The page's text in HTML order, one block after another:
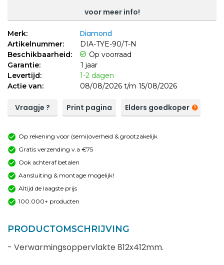
voor meer info!
Merk: Diamond
Artikelnummer:
DIA-TYE-90/T-N
Beschikbaarheid:
Op voorraad
Garantie:
1 jaar
Levertijd:
1-2 dagen
Actie van:
08/08/2026 t/m 15/08/2026
Vraagje ? Print pagina Elders goedkoper
Op rekening voor (semi)overheid & grootzakelijk
Gratis verzending v.a €75
Ook achteraf betalen
Aansluiting & montage mogelijk!
Altijd de laagste prijs
100.000+ producten
PRODUCTOMSCHRIJVING
- Verwarmingsoppervlakte 812x412mm.